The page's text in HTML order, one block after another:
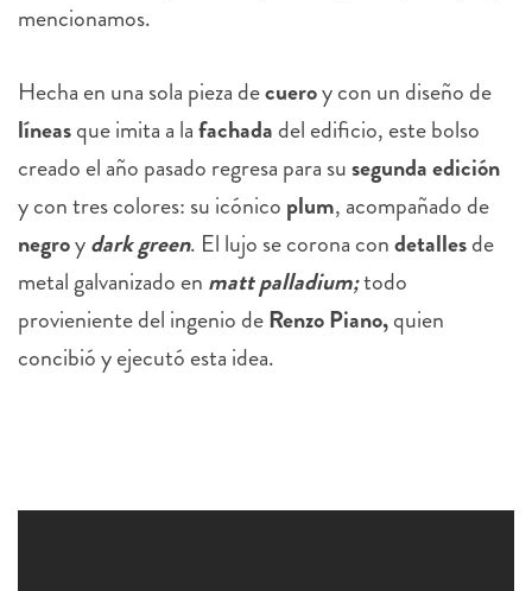
mencionamos.
Hecha en una sola pieza decueroy con un diseño de
líneasque imita a lafachada del edificio, este bolso
creado el año pasado regresa para susegunda edición
y con tres colores: su icónico plum, acompañado de
negroydark green. El lujo se corona condetallesde
metal galvanizado en matt palladium;todo
provieniente del ingenio deRenzo Piano,quien
concibió y ejecutó esta idea.